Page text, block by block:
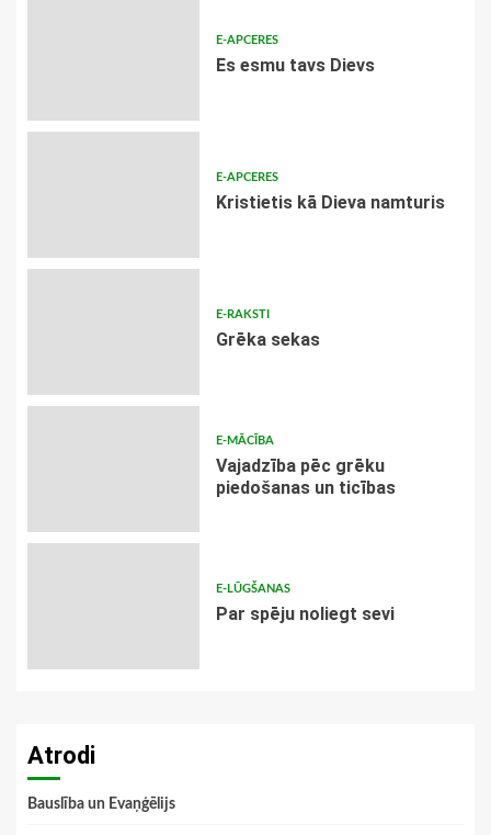
E-APCERES
Es esmu tavs Dievs
E-APCERES
Kristietis kā Dieva namturis
E-RAKSTI
Grēka sekas
E-MĀCĪBA
Vajadzība pēc grēku
piedošanas un ticības
E-LŪGŠANAS
Par spēju noliegt sevi
Atrodi
Bauslība un Evaņģēlijs